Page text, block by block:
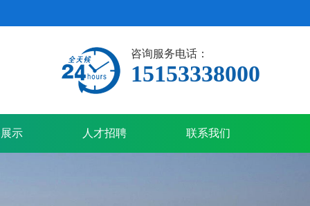
咨询服务电话：
15153338000
示 人才招聘 联系我们